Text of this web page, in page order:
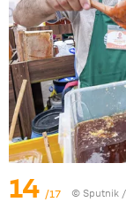
14 /17 © Sputnik